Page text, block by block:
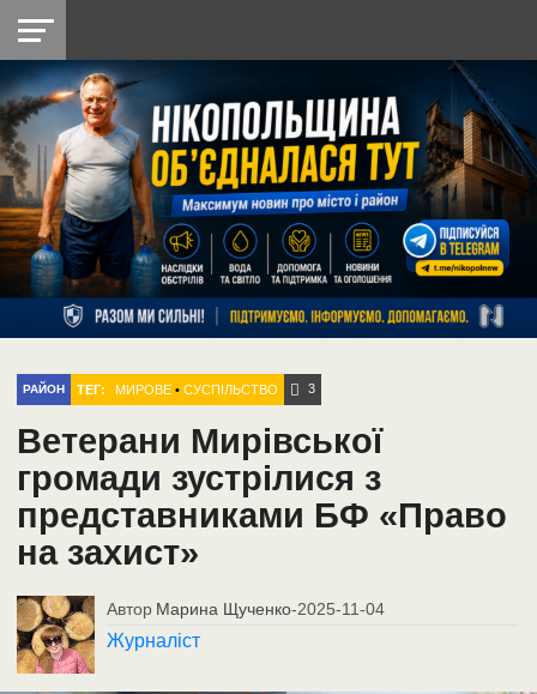
НІКОПОЛЬ
РАЙОН
СІЧЕСЛАВСЬКА
УКРАЇНА
РЕТРО
НІКОПОЛЬ
ЛАЙТ
УКРАЇНА
ДОПОМОГА
РАДІО
РАЙОН ТЕГ: МИРОВЕ •СУСПІЛЬСТВО 3
Ветерани Мирівської
громади зустрілися з
представниками БФ «Право
на захист»
Автор Марина Щученко-2025-11-04
Журналіст